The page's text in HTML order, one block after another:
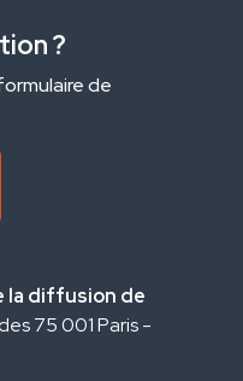
?
de
la diffusion de
75 001 Paris -